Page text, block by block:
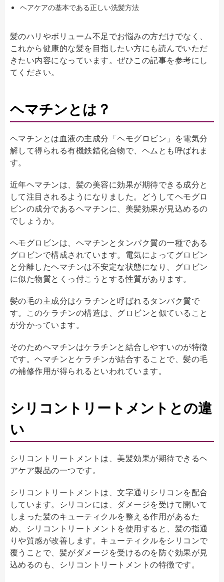
ヘアケアの基本である正しい洗髪方法
髪のハリやボリューム不足でお悩みの方だけでなく、
これから健康的な髪を目指したい方にも読んでいただ
きたい内容になっています。ぜひこの記事を参考にし
てください。
ヘマチンとは？
ヘマチンとは血液の主成分「ヘモグロビン」を電気分
解して得られる有機鉄錯化合物で、ヘムとも呼ばれま
す。
近年ヘマチンは、髪の美容に効果が期待できる成分と
して注目されるようになりました。どうしてヘモグロ
ビンの成分であるヘマチンに、美髪効果が見込めるの
でしょうか。
ヘモグロビンは、ヘマチンとタンパク質の一種である
グロビンで構成されています。電気によってグロビン
と分離したヘマチンは不安定な状態になり、グロビン
に似た物質とくっ付こうとする性質があります。
髪の毛の主成分はケラチンと呼ばれるタンパク質で
す。このケラチンの構造は、グロビンと似ていること
が分かっています。
そのためヘマチンはケラチンと結合しやすいのが特徴
です。ヘマチンとケラチンが結合することで、髪の毛
の補修作用が得られるといわれています。
シリコントリートメントとの違
い
シリコントリートメントは、美髪効果が期待できるヘ
アケア製品の一つです。
シリコントリートメントは、文字通りシリコンを配合
しています。シリコンには、ダメージを受けて開いて
しまった髪のキューティクルを整える作用があるた
め、シリコントリートメントを使用すると、髪の指通
りや質感が改善します。キューティクルをシリコンで
覆うことで、髪がダメージを受けるのを防ぐ効果が見
込めるのも、シリコントリートメントの特徴です。